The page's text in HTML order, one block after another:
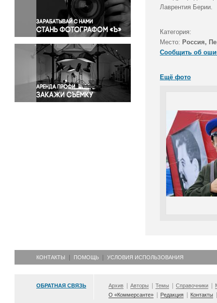
Правосудие
Происшествия и конфликты
Религия
Светская жизнь
Спорт
Экология
Экономика и бизнес
Лаврентия Берии.
Категория:
Место: Россия,
Сообщить об
Ещё фото
КОНТАКТЫ ПОМОЩЬ УСЛОВИЯ ИСПОЛЬЗОВАНИЯ
ОБРАТНАЯ СВЯЗЬ Архив Авторы Темы Справочники
О «Коммерсанте»
Редакция Контакты